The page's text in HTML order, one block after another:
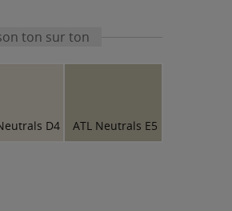
ton sur ton
D4 ATL Neutrals E5